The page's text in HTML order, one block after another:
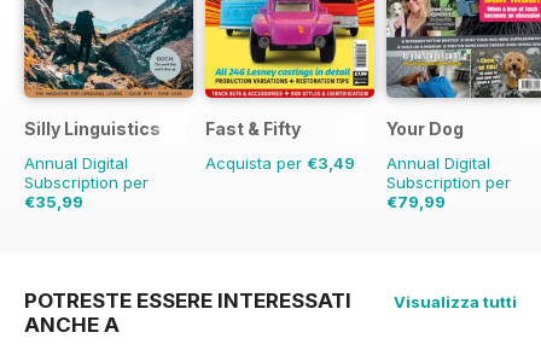
Silly Linguistics
Annual Digital
Subscription per
€35,99
Fast & Fifty
Acquista per €3,49
Your Dog
Annual Digital
Subscription per
€79,99
POTRESTE ESSERE INTERESSATI
ANCHE A
Visualizza tutti